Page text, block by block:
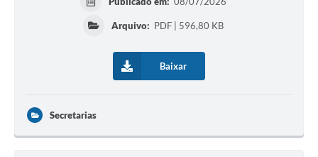
Arquivo: PDF | 596,80 KB
Baixar
Secretarias